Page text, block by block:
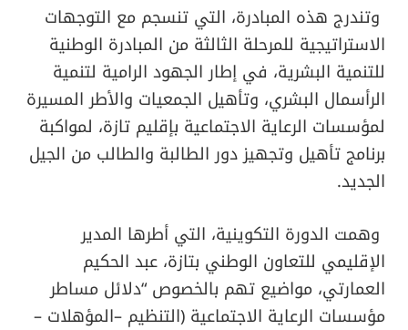
وتندرج هذه المبادرة، التي تنسجم مع التوجهات
الاستراتيجية للمرحلة الثالثة من المبادرة الوطنية
للتنمية البشرية، في إطار الجهود الرامية لتنمية
الرأسمال البشري، وتأهيل الجمعيات والأطر المسيرة
لمؤسسات الرعاية الاجتماعية بإقليم تازة، لمواكبة
برنامج تأهيل وتجهيز دور الطالبة والطالب من الجيل
الجديد.
وهمت الدورة التكوينية، التي أطرها المدير
الإقليمي للتعاون الوطني بتازة، عبد الحكيم
العمارتي، مواضيع تهم بالخصوص “دلائل مساطر
مؤسسات الرعاية الاجتماعية (التنظيم –المؤهلات –